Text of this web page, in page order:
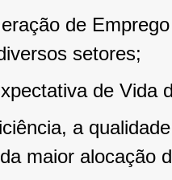
de
setores;
de Vida
a
maior alocação